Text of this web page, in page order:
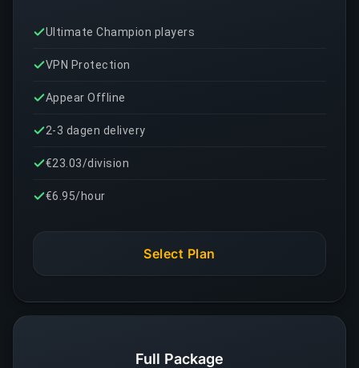
Ultimate Champion players
VPN Protection
Appear Offline
2-3 dagen delivery
€23.03/division
€6.95/hour
Select Plan
Full Package